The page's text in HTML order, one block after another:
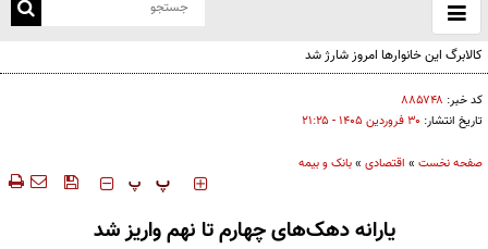
باز
و
کد خبر: ۸۸۵۷۴۸
تاریخ انتشار: ۳۰ فروردين ۱۴۰۵ - ۲۱:۲۵
صفحه نخست » اقتصادی »بانک و بیمه
‍‍‍ پ پ
یارانه دهک‌های چهارم تا نهم واریز شد